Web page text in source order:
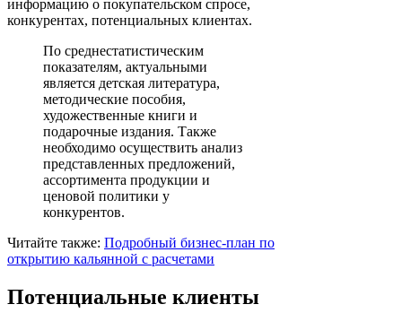
информацию о покупательском спросе,
конкурентах, потенциальных клиентах.
По среднестатистическим
показателям, актуальными
является детская литература,
методические пособия,
художественные книги и
подарочные издания. Также
необходимо осуществить анализ
представленных предложений,
ассортимента продукции и
ценовой политики у
конкурентов.
Читайте также: Подробный бизнес-план по
открытию кальянной с расчетами
Потенциальные клиенты